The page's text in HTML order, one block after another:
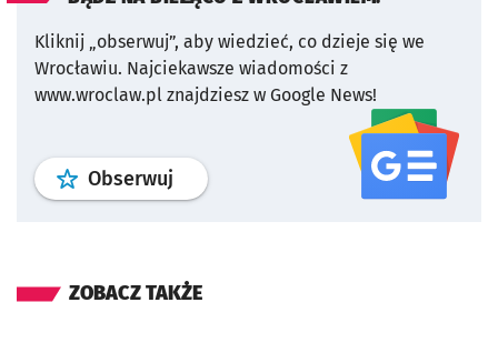
Kliknij „obserwuj”, aby wiedzieć, co dzieje się we
Wrocławiu. Najciekawsze wiadomości z
www.wroclaw.pl znajdziesz w Google News!
Obserwuj profil serwisu
ZOBACZ TAKŻE